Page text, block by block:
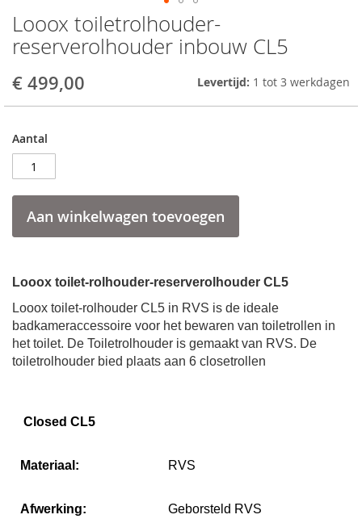
Looox toiletrolhouder-
reserverolhouder inbouw CL5
€ 499,00 Levertijd: 1 tot 3 werkdagen
Aantal
Aan winkelwagen toevoegen
Looox toilet-rolhouder-reserverolhouder CL5
Looox toilet-rolhouder CL5 in RVS is de ideale
badkameraccessoire voor het bewaren van toiletrollen in
het toilet. De Toiletrolhouder is gemaakt van RVS. De
toiletrolhouder bied plaats aan 6 closetrollen
Closed CL5
Materiaal: RVS
Afwerking: Geborsteld RVS
Skip
to
the
of
gallery